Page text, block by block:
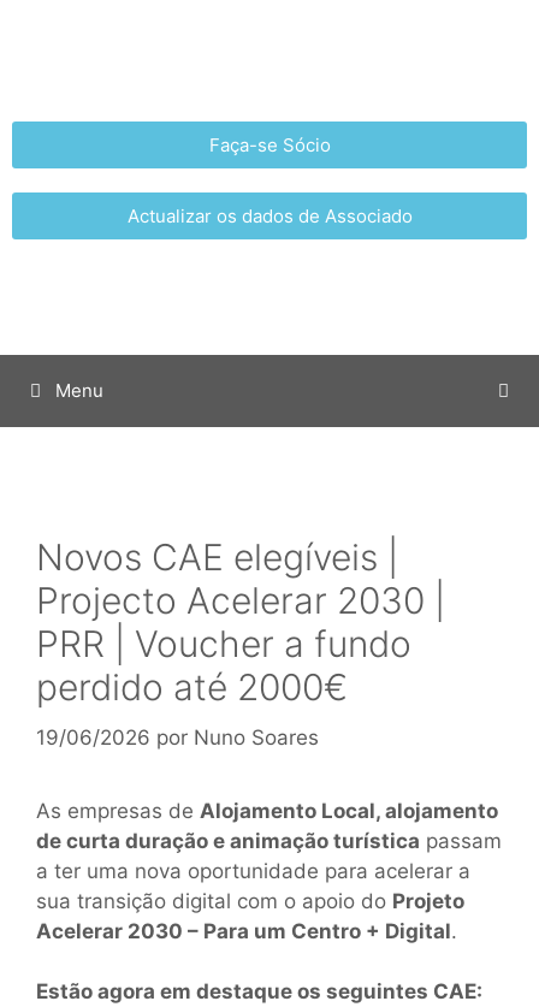
Faça-se Sócio
Actualizar os dados de Associado
Menu
Novos CAE elegíveis |
Projecto Acelerar 2030 |
PRR | Voucher a fundo
perdido até 2000€
19/06/2026 por Nuno Soares
As empresas de Alojamento Local, alojamento
de curta duração e animação turística passam
a ter uma nova oportunidade para acelerar a
sua transição digital com o apoio do Projeto
Acelerar 2030 – Para um Centro + Digital.
Estão agora em destaque os seguintes CAE: